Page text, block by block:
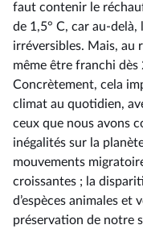
faut contenir le
de 1,5° C, car au-
irréversibles. Mais, au
même être franchi dès
Concrètement, cela
climat au quotidien,
ceux que nous avons
inégalités sur la
mouvements
croissantes ; la
d’espèces animales et
préservation de notre